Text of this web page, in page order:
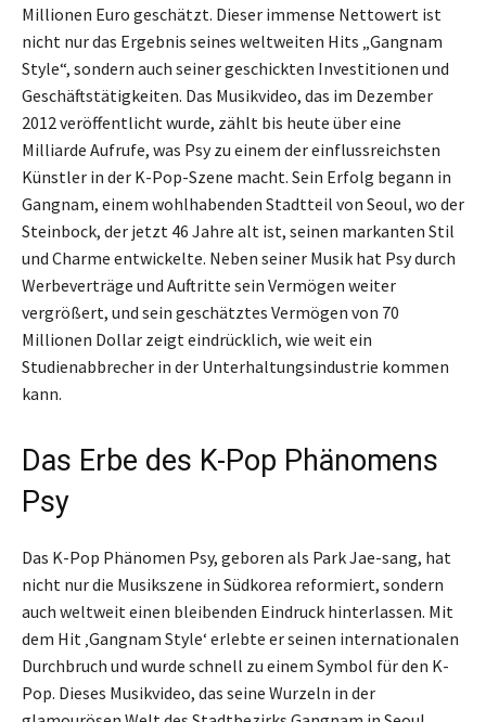
Millionen Euro geschätzt. Dieser immense Nettowert ist
nicht nur das Ergebnis seines weltweiten Hits „Gangnam
Style“, sondern auch seiner geschickten Investitionen und
Geschäftstätigkeiten. Das Musikvideo, das im Dezember
2012 veröffentlicht wurde, zählt bis heute über eine
Milliarde Aufrufe, was Psy zu einem der einflussreichsten
Künstler in der K-Pop-Szene macht. Sein Erfolg begann in
Gangnam, einem wohlhabenden Stadtteil von Seoul, wo der
Steinbock, der jetzt 46 Jahre alt ist, seinen markanten Stil
und Charme entwickelte. Neben seiner Musik hat Psy durch
Werbeverträge und Auftritte sein Vermögen weiter
vergrößert, und sein geschätztes Vermögen von 70
Millionen Dollar zeigt eindrücklich, wie weit ein
Studienabbrecher in der Unterhaltungsindustrie kommen
kann.
Das Erbe des K-Pop Phänomens
Psy
Das K-Pop Phänomen Psy, geboren als Park Jae-sang, hat
nicht nur die Musikszene in Südkorea reformiert, sondern
auch weltweit einen bleibenden Eindruck hinterlassen. Mit
dem Hit ‚Gangnam Style‘ erlebte er seinen internationalen
Durchbruch und wurde schnell zu einem Symbol für den K-
Pop. Dieses Musikvideo, das seine Wurzeln in der